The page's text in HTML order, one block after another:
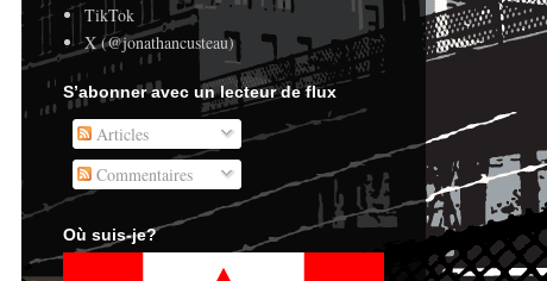
TikTok
X (@jonathancusteau)
S’abonner avec un lecteur de flux
Articles
Commentaires
Où suis-je?